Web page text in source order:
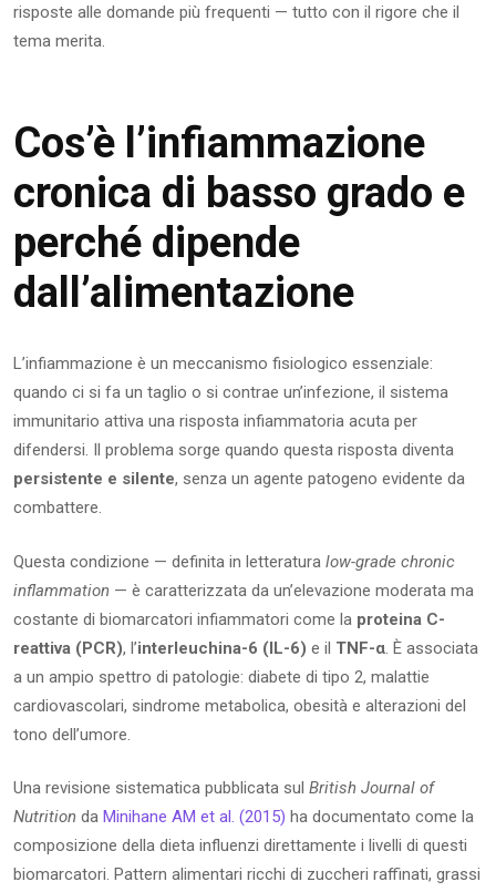
risposte alle domande più frequenti — tutto con il rigore che il
tema merita.
Cos’è l’infiammazione
cronica di basso grado e
perché dipende
dall’alimentazione
L’infiammazione è un meccanismo fisiologico essenziale:
quando ci si fa un taglio o si contrae un’infezione, il sistema
immunitario attiva una risposta infiammatoria acuta per
difendersi. Il problema sorge quando questa risposta diventa
persistente e silente, senza un agente patogeno evidente da
combattere.
Questa condizione — definita in letteratura low-grade chronic
inflammation — è caratterizzata da un’elevazione moderata ma
costante di biomarcatori infiammatori come la proteina C-
reattiva (PCR), l’interleuchina-6 (IL-6) e il TNF-α . È associata
a un ampio spettro di patologie: diabete di tipo 2, malattie
cardiovascolari, sindrome metabolica, obesità e alterazioni del
tono dell’umore.
Una revisione sistematica pubblicata sul British Journal of
Nutrition da Minihane AM et al. (2015) ha documentato come la
composizione della dieta influenzi direttamente i livelli di questi
biomarcatori. Pattern alimentari ricchi di zuccheri raffinati, grassi